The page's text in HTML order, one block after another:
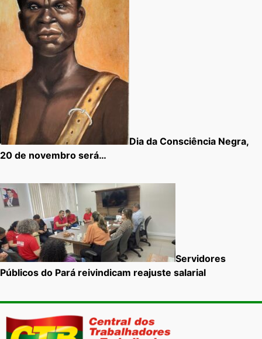
Dia da Consciência Negra,
20 de novembro será…
Servidores
Públicos do Pará reivindicam reajuste salarial